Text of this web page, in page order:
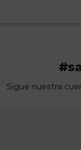
Sigue nuestra